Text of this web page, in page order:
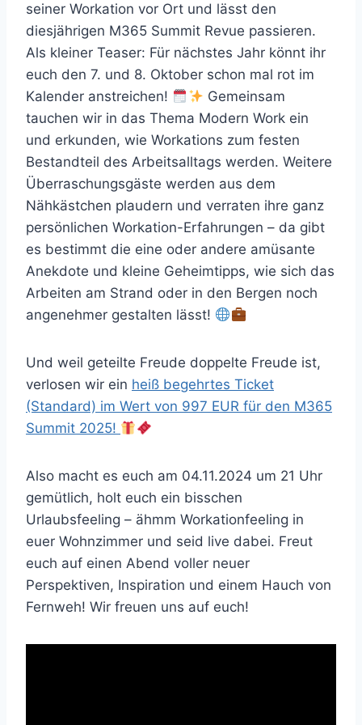
seiner Workation vor Ort und lässt den
diesjährigen M365 Summit Revue passieren.
Als kleiner Teaser: Für nächstes Jahr könnt ihr
euch den 7. und 8. Oktober schon mal rot im
Kalender anstreichen!
Gemeinsam
tauchen wir in das Thema Modern Work ein
und erkunden, wie Workations zum festen
Bestandteil des Arbeitsalltags werden. Weitere
Überraschungsgäste werden aus dem
Nähkästchen plaudern und verraten ihre ganz
persönlichen Workation-Erfahrungen – da gibt
es bestimmt die eine oder andere amüsante
Anekdote und kleine Geheimtipps, wie sich das
Arbeiten am Strand oder in den Bergen noch
angenehmer gestalten lässt!
Und weil geteilte Freude doppelte Freude ist,
verlosen wir ein heiß begehrtes Ticket
(Standard) im Wert von 997 EUR für den M365
Summit 2025!
Also macht es euch am 04.11.2024 um 21 Uhr
gemütlich, holt euch ein bisschen
Urlaubsfeeling – ähmm Workationfeeling in
euer Wohnzimmer und seid live dabei. Freut
euch auf einen Abend voller neuer
Perspektiven, Inspiration und einem Hauch von
Fernweh! Wir freuen uns auf euch!